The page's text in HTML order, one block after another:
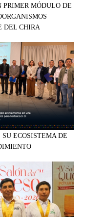
PRIMER MÓDULO DE
DEL CHIRA
ECOSISTEMA DE